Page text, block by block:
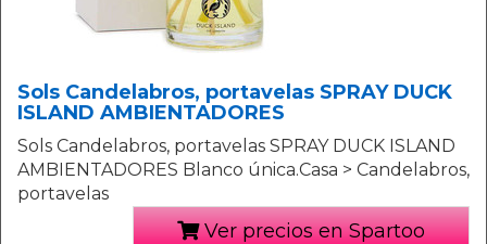
Sols Candelabros, portavelas SPRAY DUCK
ISLAND AMBIENTADORES
Sols Candelabros, portavelas SPRAY DUCK ISLAND
AMBIENTADORES Blanco única.Casa > Candelabros,
portavelas
Ver precios en Spartoo